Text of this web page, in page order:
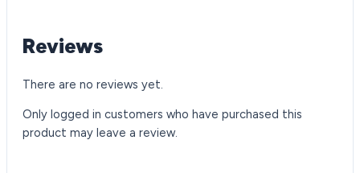
Reviews
There are no reviews yet.
Only logged in customers who have purchased this
product may leave a review.